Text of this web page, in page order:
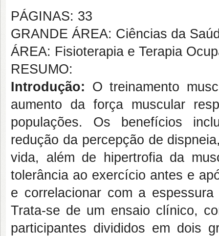
PÁGINAS: 33
GRANDE ÁREA: Ciências da
ÁREA: Fisioterapia e Terapia
RESUMO:
Introdução: O treinamento
aumento da força muscular
populações. Os benefícios
redução da percepção de
vida, além de hipertrofia da
tolerância ao exercício antes e
e correlacionar com a
Trata-se de um ensaio clínico,
participantes divididos em dois